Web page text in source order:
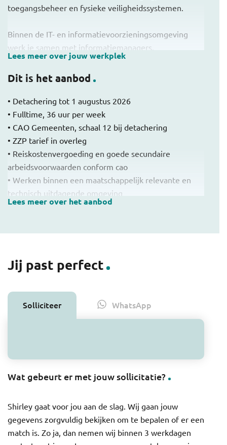
Dit is het aanbod
• Detachering tot 1 augustus 2026
• Fulltime, 36 uur per week
• CAO Gemeenten, schaal 12 bij detachering
• ZZP tarief in overleg
• Reiskostenvergoeding en goede secundaire
arbeidsvoorwaarden conform cao
• Werken binnen een maatschappelijk relevante en
technisch uitdagende omgeving
vacature met Shirley Setrodimedjo, Senior Business
100 23.
Lees meer over het aanbod
toegangsbeheer en fysieke veiligheidssystemen.
Binnen de IT- en informatievoorzieningsomgeving
werk je samen met informatiemanagers,
projectleiders en technische teams. De focus ligt op
schaalbare, veilige en goed beheersbare oplossingen
organisatiedoelstellingen.
Lees meer over jouw werkplek
Jij past perfect
Solliciteer WhatsApp
Wat gebeurt er met jouw sollicitatie?
Shirley gaat voor jou aan de slag. Wij gaan jouw
gegevens zorgvuldig bekijken om te bepalen of er een
match is. Zo ja, dan nemen wij binnen 3 werkdagen